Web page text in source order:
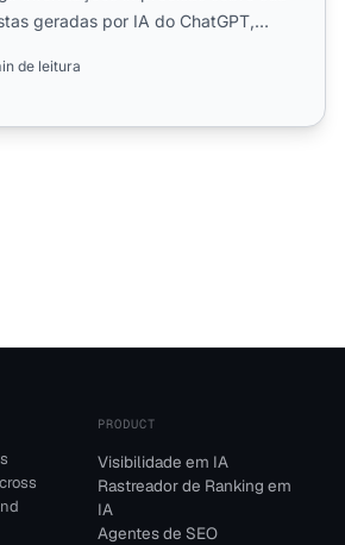
geradas por IA do ChatGPT,
de leitura
PRODUCT
Visibilidade em IA
Rastreador de Ranking em
IA
Agentes de SEO